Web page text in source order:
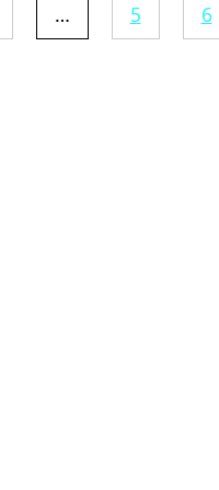
… 5 6